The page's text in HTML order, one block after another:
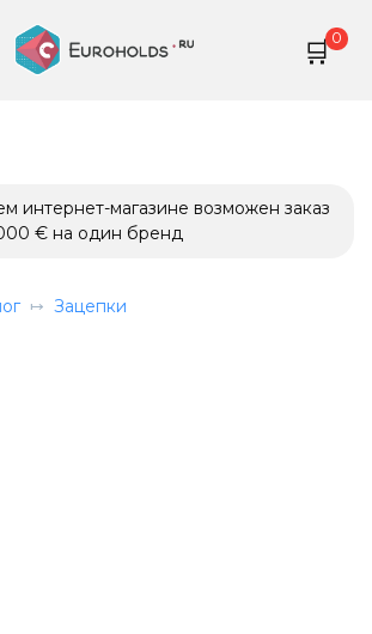
0
интернет-магазине возможен заказ
€ на один бренд
Зацепки